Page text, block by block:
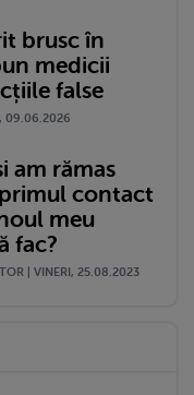
brusc în
medicii
false
09.06.2026
am rămas
contact
meu
fac?
| VINERI, 25.08.2023